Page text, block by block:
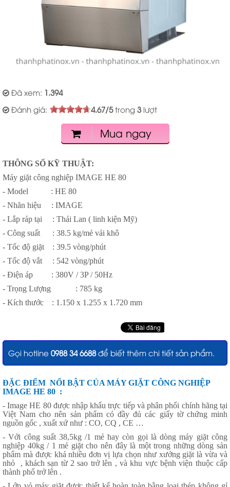
Đã xem: 1.394
Đánh giá:
4.67/5trong 3lượt
Mua ngay
THÔNG SỐ KỸ THUẬT:
Máy giặt công nghiệp IMAGE HE 80
- Model
: HE 80
- Nhãn hiệu
: IMAGE
- Lắp ráp tại
: Thái Lan ( linh kiện Mỹ)
- Công suất
: 38.5 kg/mẻ vải khô
- Tốc độ giặt
: 39.5 vòng/phút
- Tốc độ vắt
: 542 vòng/phút
- Điện áp
: 380V / 3P / 50Hz
- Trọng Lượng
: 785 kg
- Kích thước
: 1.150 x 1.255 x 1.720 mm
Gọi hotline 0988 34 6688để biết thêm chi tiết sản phẩm.
ĐẶC ĐIỂM NỔI BẬT CỦA MÁY GIẶT CÔNG NGHIỆP
IMAGE HE 80 :
- Image HE 80 được nhập khẩu trực tiếp và phân phối chính hãng tại
Việt Nam cho nên sản phẩm có đầy đủ các giấy tờ chứng minh
nguồn gốc , xuất xứ như : CO, CQ , CE …
- Với công suất 38,5kg /1 mẻ hay còn gọi là dòng máy giặt công
nghiệp 40kg / 1 mẻ giặt cho nên đây là một trong những dòng sản
phẩm mà được khá nhiều đơn vị lựa chọn như xưởng giặt là vừa và
nhỏ
, khách sạn từ 2 sao trở lên , và khu vực bệnh viện thuộc cấp
thành phố trở lên .